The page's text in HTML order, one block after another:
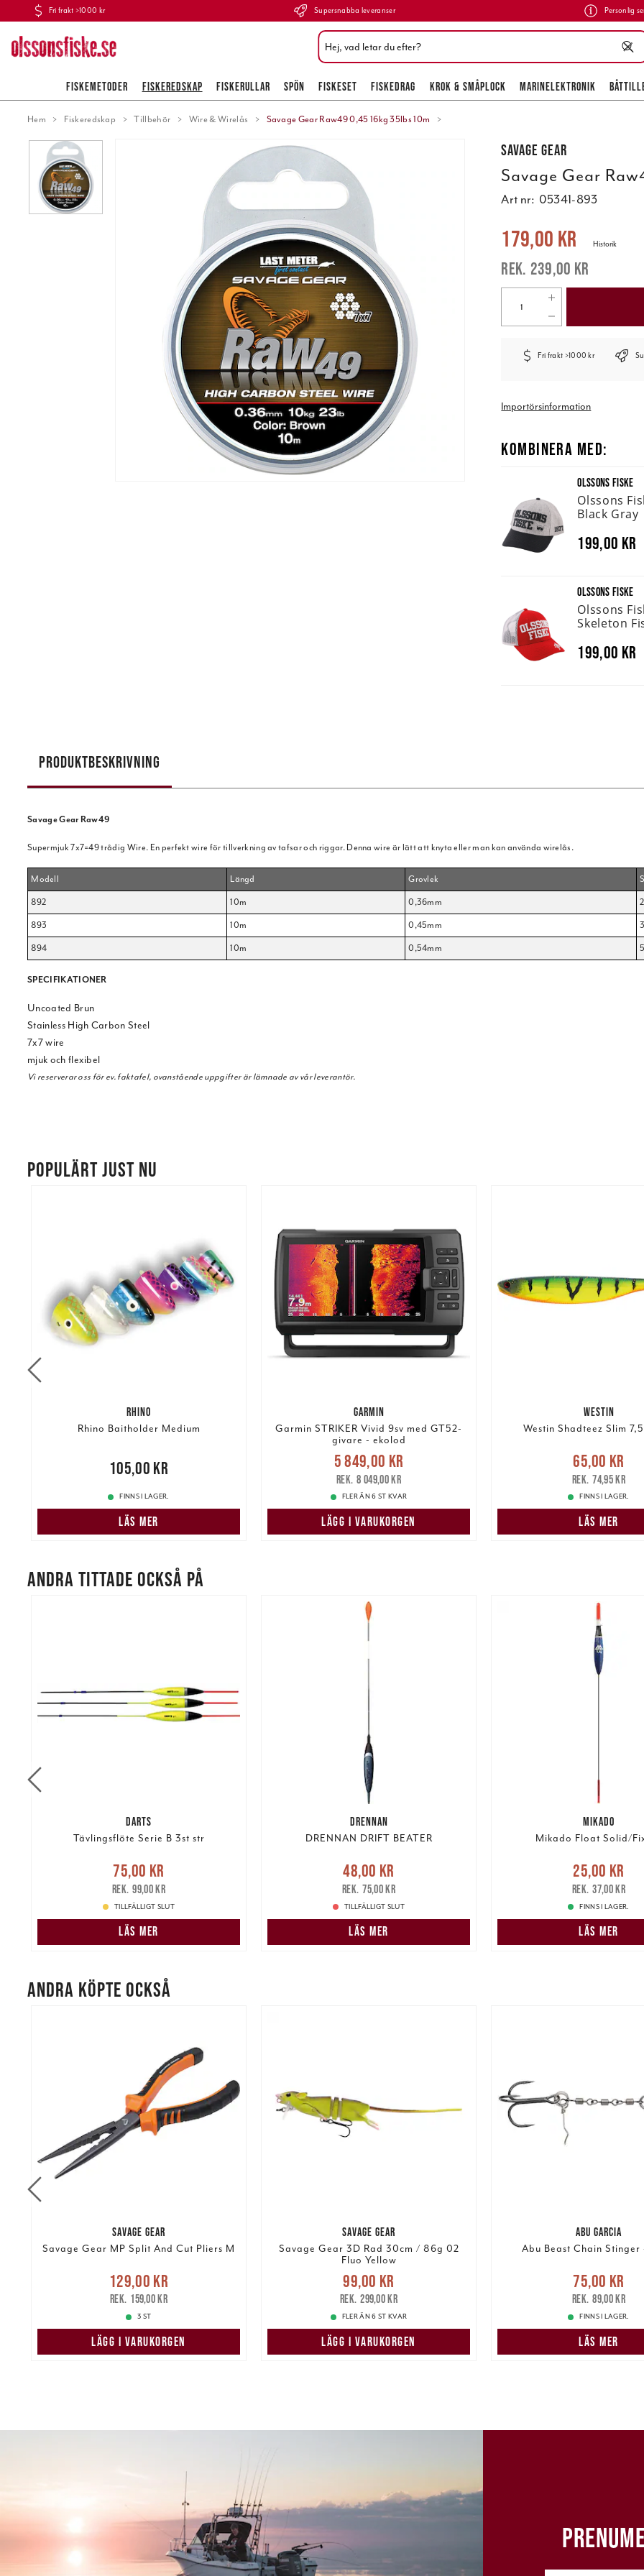
Fri frakt >1000 kr Supersnabba leveranser Personlig
FISKEMETODER FISKEREDSKAP FISKERULLAR SPÖN FISKESET FISKEDRAG KROK & SMÅPLOCK MARINELEKTRONIK
Hem Fiskeredskap Tillbehör Wire & Wirelås Savage Gear Raw49 0,45 16kg 35lbs 10m
Savage Gear
Savage Gear
Art nr: 05341-893
Nuvarande pris:179,00 kr
179,00 kr
239,00 kr
Historik
Fri frakt >1000 kr
Importörsinformation
KOMBINERA MED:
OLSSONS FISKE
Olssons
Black Gray
199,00 kr
OLSSONS FISKE
Olssons
Skeleton
199,00 kr
PRODUKTBESKRIVNING
Savage Gear Raw49
Supermjuk 7x7=49 trådig Wire. En perfekt wire för tillverkning av tafsar och riggar. Denna wire är lätt att knyta eller man kan använda wirelås.
Modell Längd Grovlek
892
10m 0,36mm
893
10m 0,45mm
894
10m 0,54mm
SPECIFIKATIONER
Uncoated Brun
Stainless High Carbon Steel
7x7 wire
mjuk och flexibel
Vi reserverar oss för ev. faktafel, ovanstående uppgifter är lämnade av vår leverantör.
POPULÄRT JUST NU
RHINO
Rhino Baitholder Medium
105,00 kr105,00 kr
FINNS I LAGER.
LÄS MER
GARMIN
Garmin STRIKER Vivid 9sv med GT52-
givare - ekolod
Nuvarande pris
5 849,00 krTidigare pris
8 049,00 kr
5 849,00 kr
8 049,00 kr
FLER ÄN 6 ST KVAR
LÄGG I VARUKORGEN
WESTIN
Westin Shadteez Slim
Nuvarande pris :65,00 kr
pris: 74,95 kr
65,00 kr
74,95 kr
FINNS I LAGER.
LÄS MER
ANDRA TITTADE OCKSÅ PÅ
DARTS
Tävlingsflöte Serie B 3st str
Nuvarande pris:75,00 kr
pris:99,00 kr
75,00 kr
99,00 kr
TILLFÄLLIGT SLUT
LÄS MER
DRENNAN
DRENNAN DRIFT BEATER
Nuvarande pris:48,00 kr
pris:75,00 kr
48,00 kr
75,00 kr
TILLFÄLLIGT SLUT
LÄS MER
MIKADO
Mikado Float Solid/
Nuvarande pris:25,00 kr
pris:37,00 kr
25,00 kr
37,00 kr
FINNS I LAGER.
LÄS MER
ANDRA KÖPTE OCKSÅ
SAVAGE GEAR
Savage Gear MP Split And Cut Pliers M
Nuvarande pris
Tidigare pris
129,00 kr
159,00 kr
3 ST
LÄGG I VARUKORGEN
SAVAGE GEAR
Savage Gear 3D Rad 30cm / 86g 02
Fluo Yellow
Nuvarande pris :99,00 kr
pris:299,00 kr
99,00 kr
299,00 kr
FLER ÄN 6 ST KVAR
LÄGG I VARUKORGEN
ABU GARCIA
Abu Beast Chain Stinger
Nuvarande pris :75,00 kr
pris:89,00 kr
75,00 kr
89,00 kr
FINNS I LAGER.
LÄS MER